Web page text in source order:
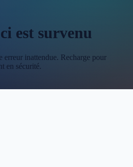
est survenu
erreur inattendue. Recharge pour
en sécurité.